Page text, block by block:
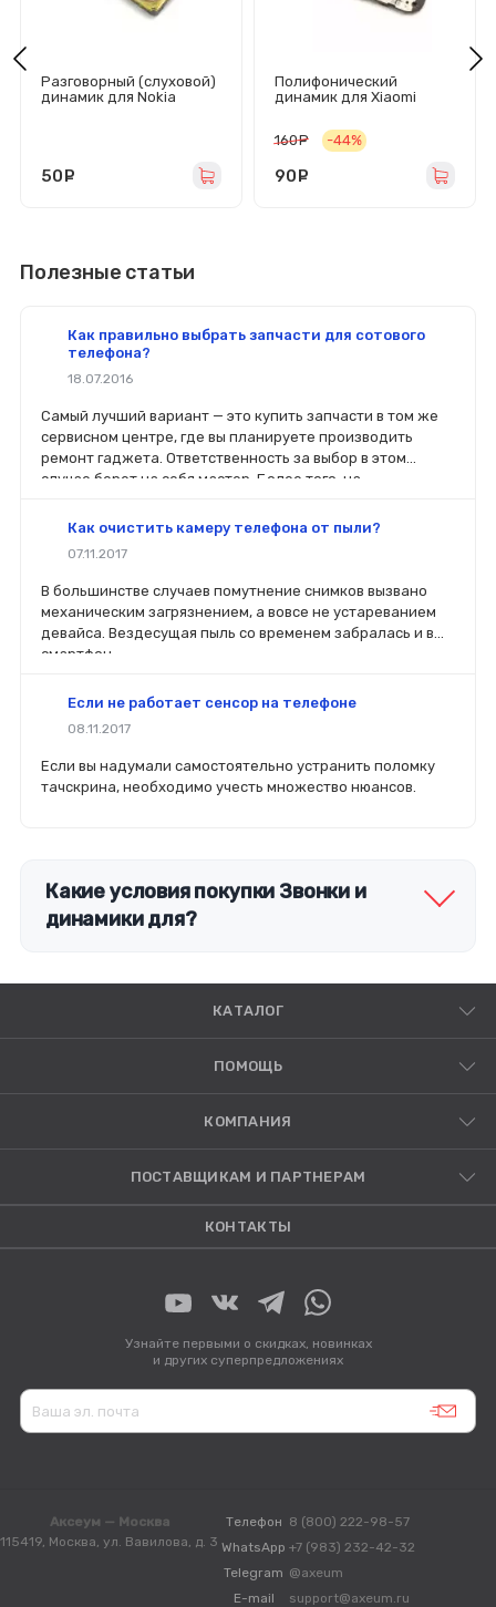
Разговорный (слуховой)
динамик для Nokia
50
Полифонический
динамик для Xiaomi
160
руб.
-44%
90
Полезные статьи
Как правильно выбрать запчасти для сотового
телефона?
18.07.2016
Самый лучший вариант — это купить запчасти в том же
сервисном центре, где вы планируете производить
ремонт гаджета. Ответственность за выбор в этом
случае берет на себя мастер. Более того, на
вы планируете делать ремонт самостоятельно, то выбор
перед покупкой нового модуля старый был в руках. Так
легче сориентироваться в разъемах, элементах
крепления, электрических параметрах и прочих
характеристиках.
Как очистить камеру телефона от пыли?
07.11.2017
В большинстве случаев помутнение снимков вызвано
механическим загрязнением, а вовсе не устареванием
девайса. Вездесущая пыль со временем забралась и в
смартфон.
Если не работает сенсор на телефоне
08.11.2017
Если вы надумали самостоятельно устранить поломку
тачскрина, необходимо учесть множество нюансов.
Какие условия покупки Звонки и
динамики для?
КАТАЛОГ
ПОМОЩЬ
КОМПАНИЯ
ПОСТАВЩИКАМ И ПАРТНЕРАМ
КОНТАКТЫ
Узнайте первыми о скидках, новинках
и других суперпредложениях
Аксеум — Москва
115419, Москва, ул. Вавилова, д. 3
Телефон 8 (800) 222-98-57
WhatsApp +7 (983) 232-42-32
Telegram @axeum
E-mail
support@axeum.ru